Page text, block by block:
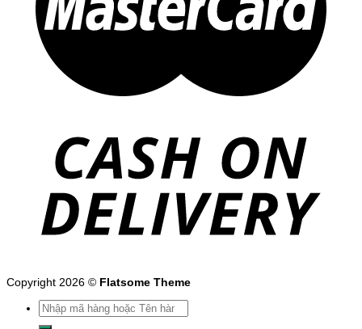
Copyright 2026 © Flatsome Theme
Tìm
kiếm: